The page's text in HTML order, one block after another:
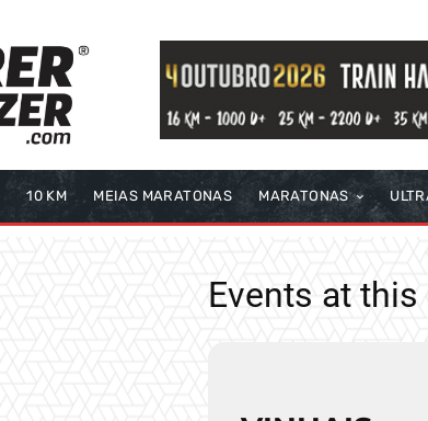
10 KM MEIAS MARATONAS MARATONAS
Events at